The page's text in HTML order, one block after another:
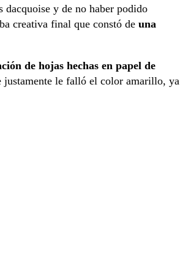
dacquoise y de no haber podido
creativa final que constó de una
de hojas hechas en papel de
justamente le falló el color amarillo, ya